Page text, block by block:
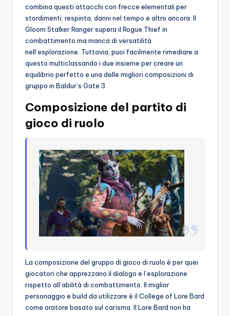
combina questi attacchi con frecce elementali per
stordimenti, respinta, danni nel tempo e altro ancora. Il
Gloom Stalker Ranger supera il Rogue Thief in
combattimento ma manca di versatilità
nell’esplorazione. Tuttavia, puoi facilmente rimediare a
questo multiclassando i due insieme per creare un
equilibrio perfetto e una delle migliori composizioni di
gruppo in Baldur’s Gate 3.
Composizione del partito di
gioco di ruolo
La composizione del gruppo di gioco di ruolo è per quei
giocatori che apprezzano il dialogo e l’esplorazione
rispetto all’abilità di combattimento. Il miglior
personaggio e build da utilizzare è il College of Lore Bard
come oratore basato sul carisma. Il Lore Bard non ha